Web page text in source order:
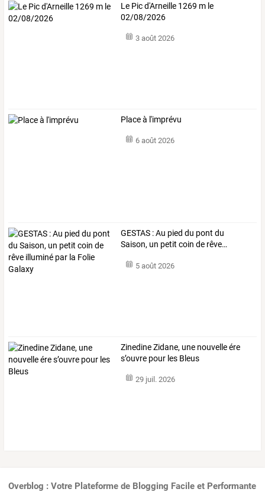
Le Pic d'Arneille 1269 m le
02/08/2026
3 août 2026
Place à l'imprévu
6 août 2026
GESTAS :Au pied du pont du
Saison, un petit coin de rêve…
5 août 2026
Zinedine Zidane, une nouvelle ére
s’ouvre pour les Bleus
29 juil. 2026
Overblog : Votre Plateforme de Blogging Facile et Performante